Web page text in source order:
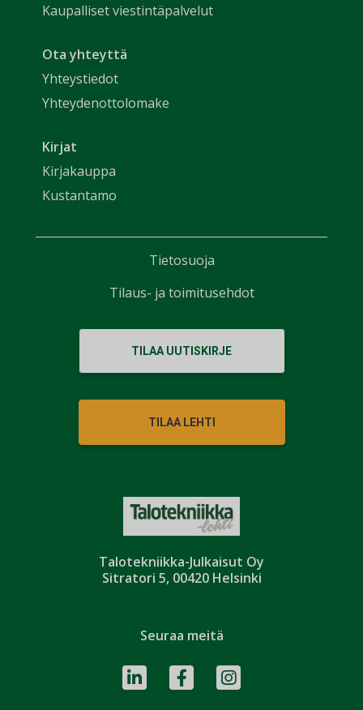
Talotekniikka-Julkaisut Oy
Sitratori 5, 00420 Helsinki
Kaupalliset viestintäpalvelut
Ota yhteyttä
Yhteystiedot
Yhteydenottolomake
Kirjat
Kirjakauppa
Kustantamo
TILAA UUTISKIRJE
TILAA LEHTI
Seuraa meitä
Tietosuoja
Tilaus- ja toimitusehdot